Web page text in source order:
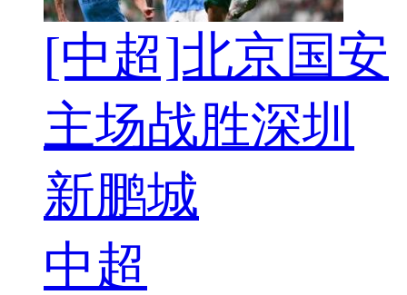
[中超]北京国安
主场战胜深圳
新鹏城
中超